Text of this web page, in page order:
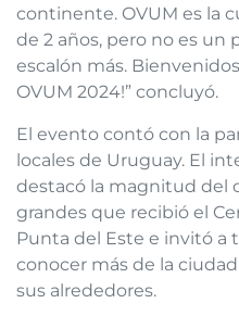
continente. OVUM es la
de 2 años, pero no es un
escalón más.
OVUM 2024!” concluyó.
El evento contó con la
locales de Uruguay. El
destacó la magnitud del
grandes que recibió el
Punta del Este e invitó a
conocer más de la
sus alrededores.